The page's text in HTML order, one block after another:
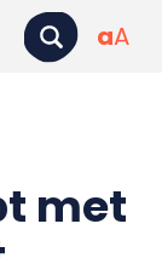
aA
met